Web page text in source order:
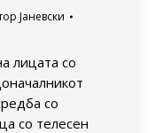
Јаневски
лицата со
со
со телесен